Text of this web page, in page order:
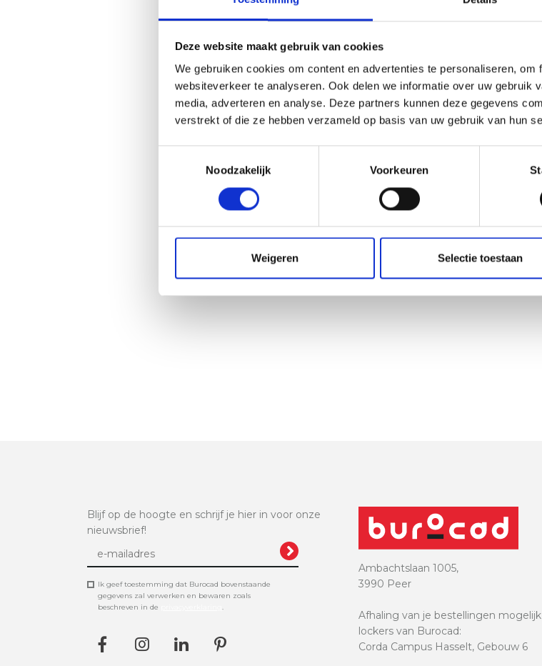
Deze website maakt gebruik van cookies
We gebruiken cookies om content en advertenties te personaliseren,
websiteverkeer te analyseren. Ook delen we informatie over uw gebruik
media, adverteren en analyse. Deze partners kunnen deze gegevens
verstrekt of die ze hebben verzameld op basis van uw gebruik van hun
Noodzakelijk
Voorkeuren
Weigeren Selectie toestaan
Blijf op de hoogte en schrijf je hier in voor onze
nieuwsbrief!
Ik geef toestemming dat Burocad bovenstaande
gegevens zal verwerken en bewaren zoals
beschreven in de
.
Ambachtslaan 1005,
3990 Peer
Afhaling van je bestellingen
lockers van Burocad:
Corda Campus Hasselt, Gebouw 6